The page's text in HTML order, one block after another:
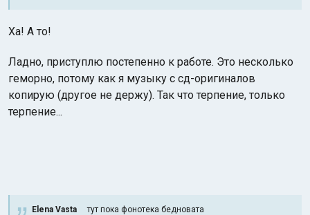
Ха! А то!
Ладно, приступлю постепенно к работе. Это несколько
геморно, потому как я музыку с сд-оригиналов
копирую (другое не держу). Так что терпение, только
терпение...
Elena Vasta тут пока фонотека бедновата